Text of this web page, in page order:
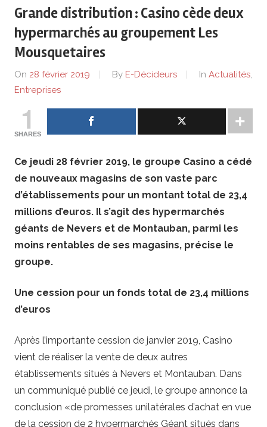
de
lentreprise
et
ses
dirigeants
Grande distribution : Casino cède deux
hypermarchés au groupement Les
Mousquetaires
On 28 février 2019 By E-Décideurs In Actualités,
Entreprises
1
SHARES
Ce jeudi 28 février 2019, le groupe Casino a cédé
de nouveaux magasins de son vaste parc
d’établissements pour un montant total de 23,4
millions d’euros. Il s’agit des hypermarchés
géants de Nevers et de Montauban, parmi les
moins rentables de ses magasins, précise le
groupe.
Une cession pour un fonds total de 23,4 millions
d’euros
Après l’importante cession de janvier 2019, Casino
vient de réaliser la vente de deux autres
établissements situés à Nevers et Montauban. Dans
un communiqué publié ce jeudi, le groupe annonce la
conclusion «de promesses unilatérales d’achat en vue
de la cession de 2 hypermarchés Géant situés dans